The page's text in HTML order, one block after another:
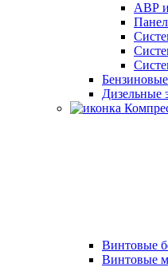
АВР
Дизельные
Винтовые
Винтовые